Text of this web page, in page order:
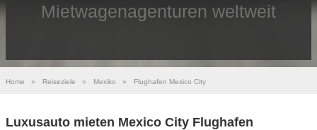
Mietwagenagenturen weltweit
Home » Reiseziele » Mexiko » Flughafen Mexico City
Luxusauto mieten Mexico City Flughafen